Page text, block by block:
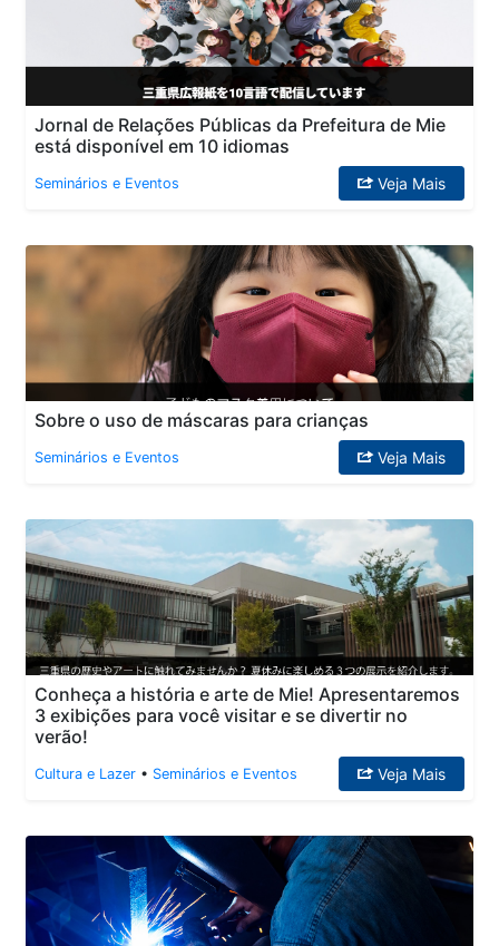
Jornal de Relações Públicas da Prefeitura de Mie
está disponível em 10 idiomas
Seminários e Eventos Veja Mais
Sobre o uso de máscaras para crianças
Seminários e Eventos Veja Mais
Conheça a história e arte de Mie! Apresentaremos
3 exibições para você visitar e se divertir no
verão!
Cultura e Lazer • Seminários e Eventos Veja Mais